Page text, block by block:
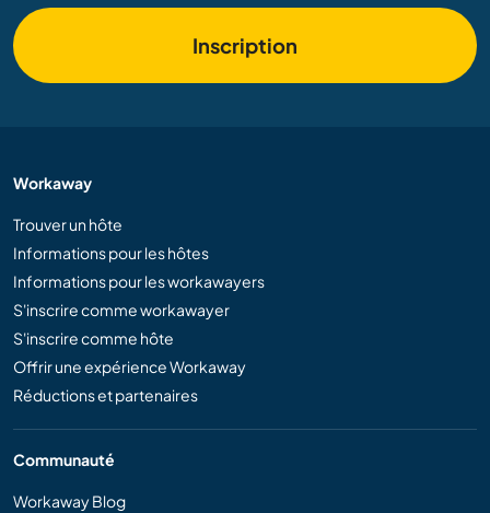
Inscription
Workaway
Trouver un hôte
Informations pour les hôtes
Informations pour les workawayers
S'inscrire comme workawayer
S'inscrire comme hôte
Offrir une expérience Workaway
Réductions et partenaires
Communauté
Workaway Blog